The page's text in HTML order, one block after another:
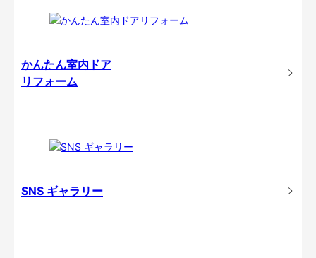
かんたん室内ドア
リフォーム
SNS ギャラリー